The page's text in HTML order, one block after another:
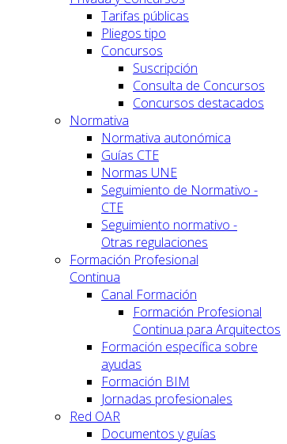
Tarifas públicas
Pliegos tipo
Concursos
Suscripción
Consulta de Concursos
Concursos destacados
Normativa
Normativa autonómica
Guías CTE
Normas UNE
Seguimiento de Normativo -
CTE
Seguimiento normativo -
Otras regulaciones
Formación Profesional
Continua
Canal Formación
Formación Profesional
Continua para Arquitectos
Formación específica sobre
ayudas
Formación BIM
Jornadas profesionales
Red OAR
Documentos y guías